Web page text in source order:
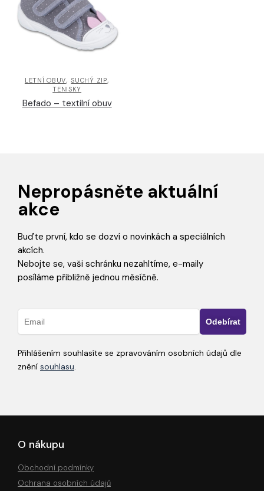
LETNÍ OBUV,SUCHÝ ZIP,
TENISKY
Befado – textilní obuv
Nepropásněte aktuální
akce
Buďte první, kdo se dozví o novinkách a speciálních
akcích.
Nebojte se, vaši schránku nezahltíme, e-maily
posíláme přibližně jednou měsíčně.
Přihlášením souhlasíte se zpravováním osobních údajů dle
znění souhlasu.
O nákupu
Obchodní podmínky
Ochrana osobních údajů